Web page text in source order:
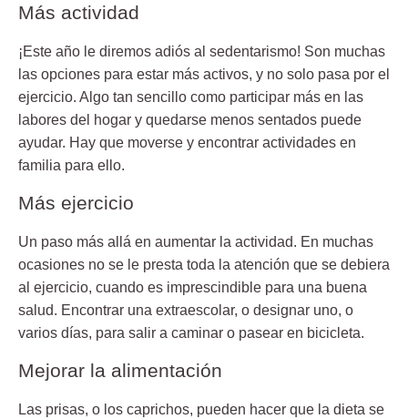
Más actividad
¡Este año le diremos adiós al sedentarismo! Son muchas
las opciones para estar más activos, y no solo pasa por el
ejercicio. Algo tan sencillo como participar más en las
labores del hogar y quedarse menos sentados puede
ayudar. Hay que moverse y encontrar actividades en
familia para ello.
Más ejercicio
Un paso más allá en aumentar la actividad. En muchas
ocasiones no se le presta toda la atención que se debiera
al ejercicio, cuando es imprescindible para una buena
salud. Encontrar una extraescolar, o designar uno, o
varios días, para salir a caminar o pasear en bicicleta.
Mejorar la alimentación
Las prisas, o los caprichos, pueden hacer que la dieta se